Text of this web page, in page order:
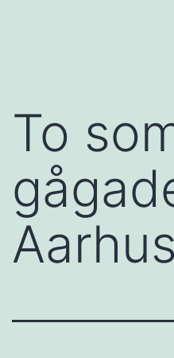
To
Aarhus